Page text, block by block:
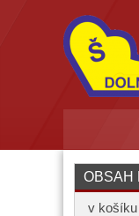
OBSAH
v košíku